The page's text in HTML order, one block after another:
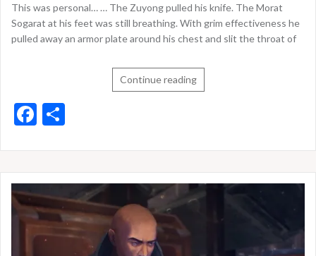
This was personal… … The Zuyong pulled his knife. The Morat
Sogarat at his feet was still breathing. With grim effectiveness he
pulled away an armor plate around his chest and slit the throat of
Continue reading
F
b
o
o
k
n